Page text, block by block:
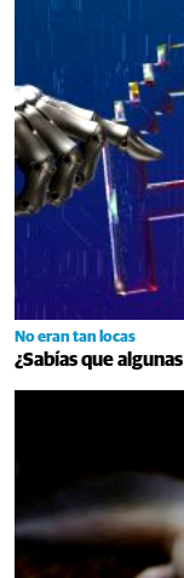
No eran tan locas
¿Sabías que